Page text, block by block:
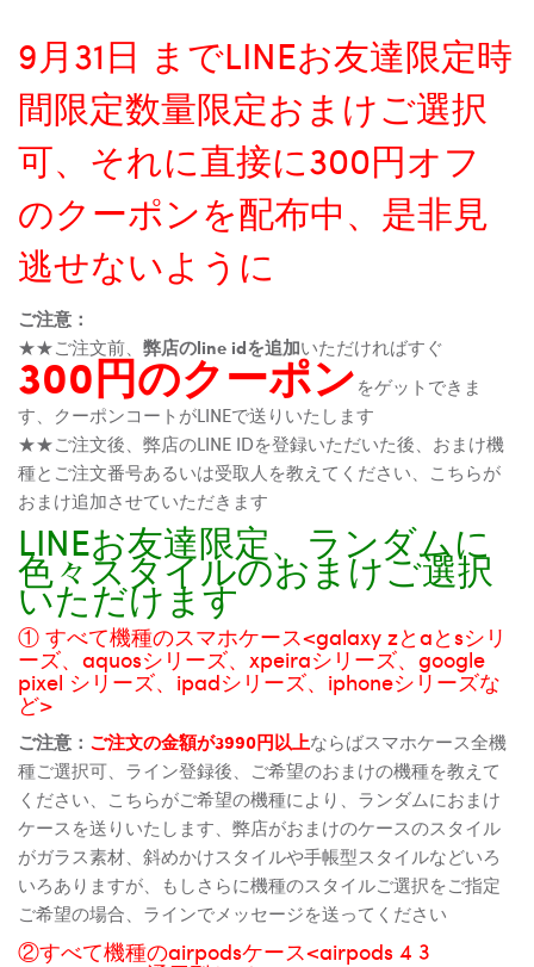
9月31日 までLINEお友達限定時
間限定数量限定おまけご選択
可、それに直接に300円オフ
のクーポンを配布中、是非見
逃せないように
ご注意：
★★ご注文前、 弊店のline idを追加いただければすぐ
300円のクーポンをゲットできま
す、クーポンコートがLINEで送りいたします
★★ご注文後、弊店のLINE IDを登録いただいた後、おまけ機
種とご注文番号あるいは受取人を教えてください、こちらが
おまけ追加させていただきます
LINEお友達限定、ランダムに
色々スタイルのおまけご選択
いただけます
① すべて機種のスマホケース<galaxy zとaとsシリ
ーズ、aquosシリーズ、xpeiraシリーズ、google
pixel シリーズ、ipadシリーズ、iphoneシリーズな
ど>
ご注意： ご注文の金額が3990円以上ならばスマホケース全機
種ご選択可、ライン登録後、ご希望のおまけの機種を教えて
ください、こちらがご希望の機種により、ランダムにおまけ
ケースを送りいたします、弊店がおまけのケースのスタイル
がガラス素材、斜めかけスタイルや手帳型スタイルなどいろ
いろありますが、もしさらに機種のスタイルご選択をご指定
ご希望の場合、ラインでメッセージを送ってください
②すべて機種のairpodsケース<airpods 4 3